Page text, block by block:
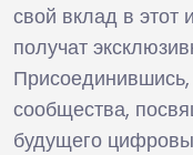
свой вклад в этот
получат
сообщества,
будущего